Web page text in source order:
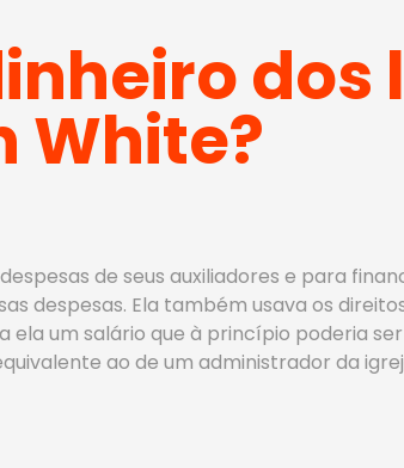
dos
White?
de seus auxiliadores e para
despesas. Ela também usava os
ela um salário que à princípio poderia
ao de um administrador da